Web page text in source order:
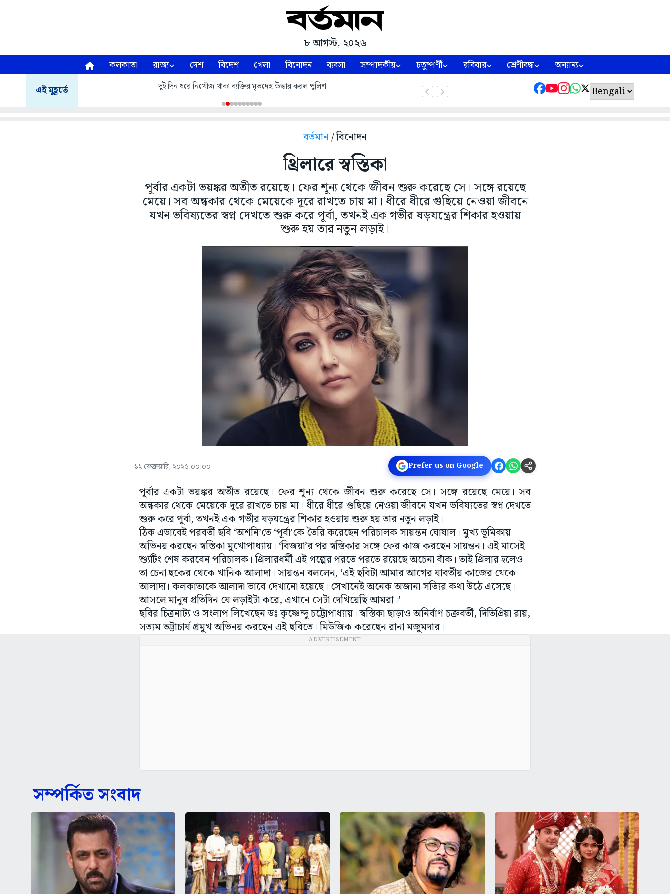
৮ আগস্ট, ২০২৬
কলকাতা রাজ্য দেশ বিদেশ খেলা বিনোদন ব্যবসা সম্পাদকীয় চতুষ্পর্ণী রবিবার শ্রেণীবদ্ধ অন্যান্য
এই মুহূর্তে দুই দিন ধরে নিখোঁজ থাকা ব্যক্তির মৃতদেহ উদ্ধার করল পুলিশ
বর্তমান/ বিনোদন
থ্রিলারে স্বস্তিকা
পূর্বার একটা ভয়ঙ্কর অতীত রয়েছে। ফের শূন্য থেকে জীবন শুরু করেছে সে। সঙ্গে রয়েছে
মেয়ে। সব অন্ধকার থেকে মেয়েকে দূরে রাখতে চায় মা। ধীরে ধীরে গুছিয়ে নেওয়া জীবনে
যখন ভবিষ্যতের স্বপ্ন দেখতে শুরু করে পূর্বা, তখনই এক গভীর ষড়যন্ত্রের শিকার হওয়ায়
শুরু হয় তার নতুন লড়াই।
১২ ফেব্রুয়ারি, ২০২৫ ০০:০০ Prefer us on Google
পূর্বার একটা ভয়ঙ্কর অতীত রয়েছে। ফের শূন্য থেকে জীবন শুরু করেছে সে। সঙ্গে রয়েছে মেয়ে। সব
অন্ধকার থেকে মেয়েকে দূরে রাখতে চায় মা। ধীরে ধীরে গুছিয়ে নেওয়া জীবনে যখন ভবিষ্যতের স্বপ্ন দেখতে
শুরু করে পূর্বা, তখনই এক গভীর ষড়যন্ত্রের শিকার হওয়ায় শুরু হয় তার নতুন লড়াই।
ঠিক এভাবেই পরবর্তী ছবি ‘অশনি’তে ‘পূর্বা’কে তৈরি করেছেন পরিচালক সায়ন্তন ঘোষাল। মুখ্য ভূমিকায়
অভিনয় করছেন স্বস্তিকা মুখোপাধ্যায়। ‘বিজয়া’র পর স্বস্তিকার সঙ্গে ফের কাজ করছেন সায়ন্তন। এই মাসেই
শ্যুটিং শেষ করবেন পরিচালক। থ্রিলারধর্মী এই গল্পের পরতে পরতে রয়েছে অচেনা বাঁক। তাই থ্রিলার হলেও
তা চেনা ছকের থেকে খানিক আলাদা। সায়ন্তন বললেন, ‘এই ছবিটা আমার আগের যাবতীয় কাজের থেকে
আলাদা। কলকাতাকে আলাদা ভাবে দেখানো হয়েছে। সেখানেই অনেক অজানা সত্যির কথা উঠে এসেছে।
আসলে মানুষ প্রতিদিন যে লড়াইটা করে, এখানে সেটা দেখিয়েছি আমরা।’
ছবির চিত্রনাট্য ও সংলাপ লিখেছেন ডঃ কৃষ্ণেন্দু চট্টোপাধ্যায়। স্বস্তিকা ছাড়াও অনির্বাণ চক্রবর্তী, দিতিপ্রিয়া রায়,
সত্যম ভট্টাচার্য প্রমুখ অভিনয় করছেন এই ছবিতে। মিউজিক করেছেন রানা মজুমদার।
ADVERTISEMENT
সম্পর্কিত সংবাদ